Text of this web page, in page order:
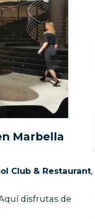
Marbella
Club & Restaurant,
disfrutas de